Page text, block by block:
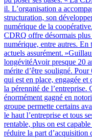
il. L’organisation a
structuration, son
numérique de la
CDRQ offre désormais
numérique, entre autres. En
actuels assurément.
longévitéAvoir presque 20
mérite d’être souligné.
qui est en place, engagée et
la pérennité de l’entreprise.
énormément gagné en
groupe permette certains
le haut l’entreprise et tous
rentable, plus on est
réduire la part d’acquisition